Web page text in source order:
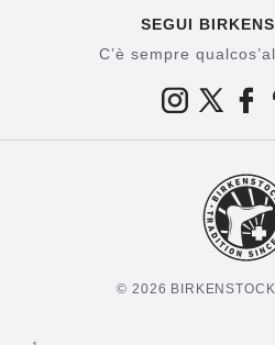
SEGUI
C’è sempre
© 2026